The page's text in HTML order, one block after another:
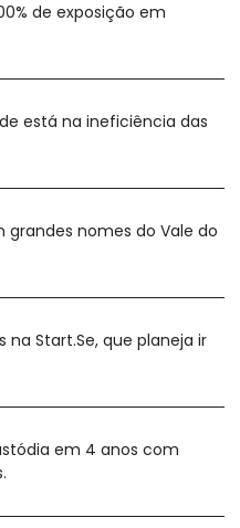
de exposição em
está na ineficiência das
grandes nomes do Vale do
na Start.Se, que planeja ir
em 4 anos com